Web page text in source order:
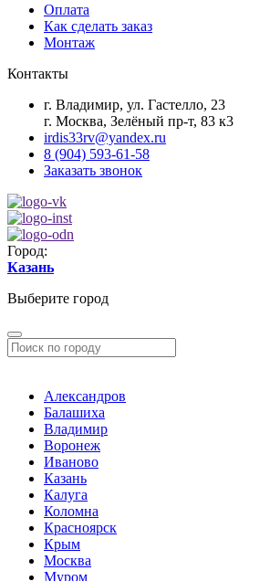
Оплата
Как сделать заказ
Монтаж
Контакты
г. Владимир, ул. Гастелло, 23
г. Москва, Зелёный пр-т, 83 к3
irdis33rv@yandex.ru
8 (904) 593-61-58
Заказать звонок
Город:
Казань
Выберите город
Александров
Балашиха
Владимир
Воронеж
Иваново
Казань
Калуга
Коломна
Красноярск
Крым
Москва
Муром